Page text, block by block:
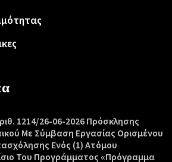
1214/26-06-2026 Πρόσκλησης
Με Σύμβαση Εργασίας Ορισμένου
Ενός (1) Ατόμου
Του Προγράμματος «Πρόγραμμα